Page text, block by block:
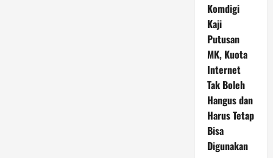
Komdigi
Kaji
Putusan
MK, Kuota
Internet
Tak Boleh
Hangus dan
Harus Tetap
Bisa
Digunakan